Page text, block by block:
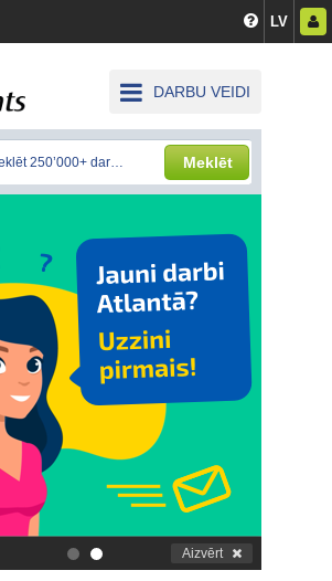
LV
DARBU VEIDI
Meklēt
. Aizvērt